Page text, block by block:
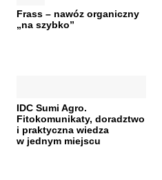
Frass – nawóz organiczny
„na szybko”
IDC Sumi Agro.
Fitokomunikaty, doradztwo
i praktyczna wiedza
w jednym miejscu